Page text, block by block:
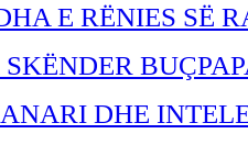
E RËNIES SË
SKËNDER BU
DHE